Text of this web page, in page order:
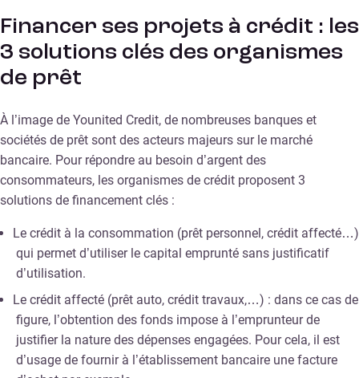
Financer ses projets à crédit : les
3 solutions clés des organismes
de prêt
À l’image de Younited Credit, de nombreuses banques et
sociétés de prêt sont des acteurs majeurs sur le marché
bancaire. Pour répondre au besoin d’argent des
consommateurs, les organismes de crédit proposent 3
solutions de financement clés :
Le crédit à la consommation (prêt personnel, crédit affecté…)
qui permet d’utiliser le capital emprunté sans justificatif
d’utilisation.
Le crédit affecté (prêt auto, crédit travaux,…) : dans ce cas de
figure, l’obtention des fonds impose à l’emprunteur de
justifier la nature des dépenses engagées. Pour cela, il est
d’usage de fournir à l’établissement bancaire une facture